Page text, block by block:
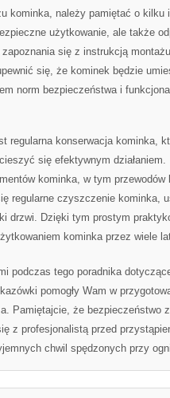
kominka,⁣ należy pamiętać o
użytkowanie, ale ‌także
zapoznania się z instrukcją
się, że kominek będzie
norm bezpieczeństwa i
regularna konserwacja kominka,
się efektywnym‌
kominka, w tym
‌regularne czyszczenie kominka,
drzwi. Dzięki tym prostym
kominka przez wiele
podczas tego ‍poradnika
pomogły Wam ⁣w
Pamiętajcie, że ‌bezpieczeństwo
z ⁣profesjonalistą ⁤przed
chwil spędzonych przy